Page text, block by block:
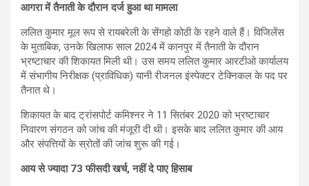
आगरा में तैनाती के दौरान दर्ज हुआ था मामला
ललित कुमार मूल रूप से रायबरेली के सेंगहो कोठी के रहने वाले हैं। विजिलेंस
के मुताबिक, उनके खिलाफ साल 2024 में कानपुर में तैनाती के दौरान
भ्रष्टाचार की शिकायत मिली थी। उस समय ललित कुमार आरटीओ कार्यालय
में संभागीय निरीक्षक (प्राविधिक) यानी रीजनल इंस्पेक्टर टेक्निकल के पद पर
तैनात थे।
शिकायत के बाद ट्रांसपोर्ट कमिश्नर ने 11 सितंबर 2020 को भ्रष्टाचार
निवारण संगठन को जांच की मंजूरी दी थी। इसके बाद ललित कुमार की आय
और संपत्तियों के स्रोतों की जांच शुरू की गई।
आय से ज्यादा 73 फीसदी खर्च, नहीं दे पाए हिसाब